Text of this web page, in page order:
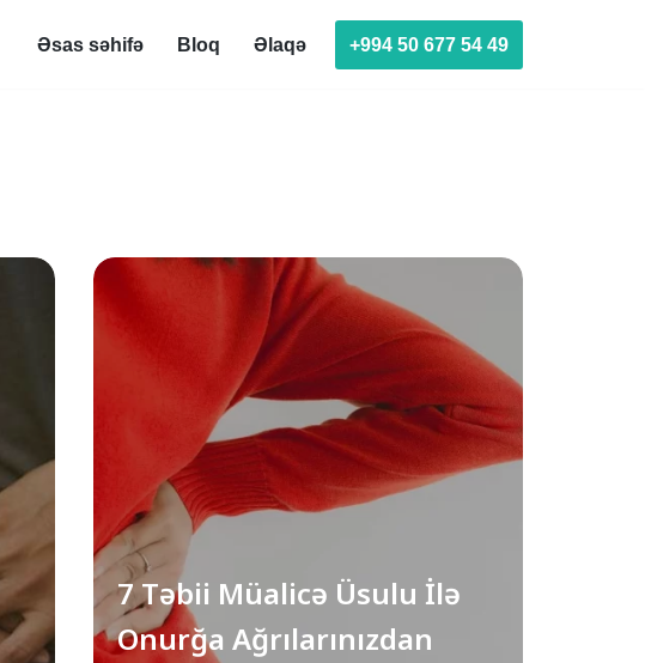
Əsas səhifə Bloq Əlaqə +994 50 677 54 49
7 Təbii Müalicə Üsulu İlə
Onurğa Ağrılarınızdan